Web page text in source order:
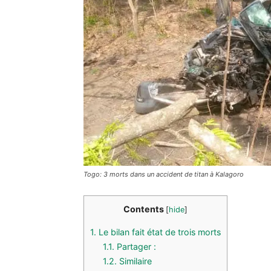
Togo: 3 morts dans un accident de titan à Kalagoro
Contents [hide]
1. Le bilan fait état de trois morts
1.1. Partager :
1.2. Similaire